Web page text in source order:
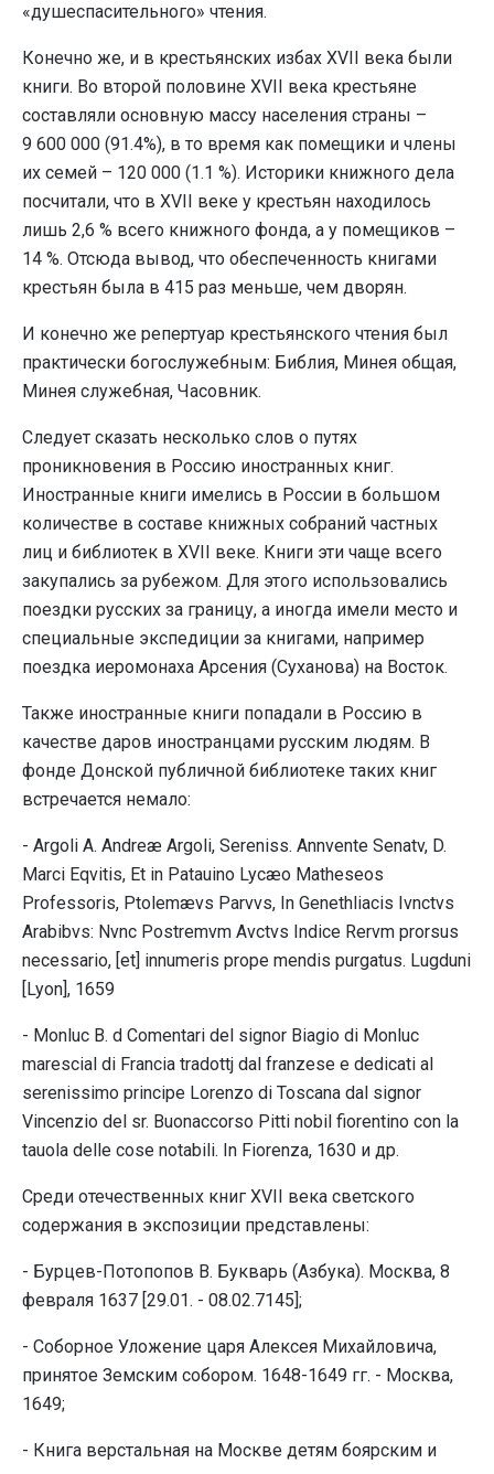
«душеспасительного» чтения.
Конечно же, и в крестьянских избах XVII века были
книги. Во второй половине XVII века крестьяне
составляли основную массу населения страны –
9 600 000 (91.4%), в то время как помещики и члены
их семей – 120 000 (1.1 %). Историки книжного дела
посчитали, что в XVII веке у крестьян находилось
лишь 2,6 % всего книжного фонда, а у помещиков –
14 %. Отсюда вывод, что обеспеченность книгами
крестьян была в 415 раз меньше, чем дворян.
И конечно же репертуар крестьянского чтения был
практически богослужебным: Библия, Минея общая,
Минея служебная, Часовник.
Следует сказать несколько слов о путях
проникновения в Россию иностранных книг.
Иностранные книги имелись в России в большом
количестве в составе книжных собраний частных
лиц и библиотек в XVII веке. Книги эти чаще всего
закупались за рубежом. Для этого использовались
поездки русских за границу, а иногда имели место и
специальные экспедиции за книгами, например
поездка иеромонаха Арсения (Суханова) на Восток.
Также иностранные книги попадали в Россию в
качестве даров иностранцами русским людям. В
фонде Донской публичной библиотеке таких книг
встречается немало:
- Argoli A. Andreæ Argoli, Sereniss. Annvente Senatv, D.
Marci Eqvitis, Et in Patauino Lycæo Matheseos
Professoris, Ptolemævs Parvvs, In Genethliacis Ivnctvs
Arabibvs: Nvnc Postremvm Avctvs Indice Rervm prorsus
necessario, [et] innumeris prope mendis purgatus. Lugduni
[Lyon], 1659
- Monluc B. d Comentari del signor Biagio di Monluc
marescial di Francia tradottj dal franzese e dedicati al
serenissimo principe Lorenzo di Toscana dal signor
Vincenzio del sr. Buonaccorso Pitti nobil fiorentino con la
tauola delle cose notabili. In Fiorenza, 1630 и др.
Среди отечественных книг XVII века светского
содержания в экспозиции представлены:
- Бурцев-Потопопов В. Букварь (Азбука). Москва, 8
февраля 1637 [29.01. - 08.02.7145];
- Соборное Уложение царя Алексея Михайловича,
принятое Земским собором. 1648-1649 гг. - Москва,
1649;
- Книга верстальная на Москве детям боярским и